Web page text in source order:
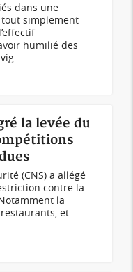
dans une
simplement
humilié des
la levée du
(CNS) a allégé
contre la
la
et